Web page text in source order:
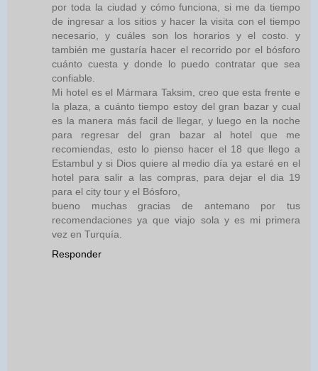
por toda la ciudad y cómo funciona, si me da tiempo
de ingresar a los sitios y hacer la visita con el tiempo
necesario, y cuáles son los horarios y el costo. y
también me gustaría hacer el recorrido por el bósforo
cuánto cuesta y donde lo puedo contratar que sea
confiable.
Mi hotel es el Mármara Taksim, creo que esta frente e
la plaza, a cuánto tiempo estoy del gran bazar y cual
es la manera más facil de llegar, y luego en la noche
para regresar del gran bazar al hotel que me
recomiendas, esto lo pienso hacer el 18 que llego a
Estambul y si Dios quiere al medio día ya estaré en el
hotel para salir a las compras, para dejar el dia 19
para el city tour y el Bósforo,
bueno muchas gracias de antemano por tus
recomendaciones ya que viajo sola y es mi primera
vez en Turquía.
Responder